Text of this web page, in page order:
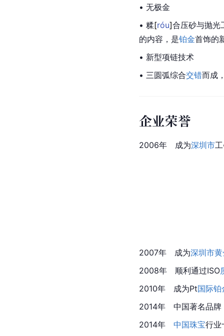
• 无极金
• 糅[róu]合压砂与抛光
的内容，是铂金首饰的
• 新型项链技术
• 三圆弧综合交错而成
企业荣誉
2006年　成为深圳市
2007年　成为深圳市
2008年　顺利通过ISO
2010年　成为Pt国际铂
2014年　中国著名品牌
2014年
中国珠宝行业